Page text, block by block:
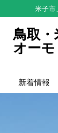
米子市
鳥取
オー
新着情報